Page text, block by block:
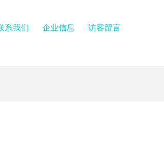
系我们 企业信息 访客留言